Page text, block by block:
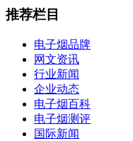
推荐栏目
电子烟品牌
网文资讯
行业新闻
企业动态
电子烟百科
电子烟测评
国际新闻